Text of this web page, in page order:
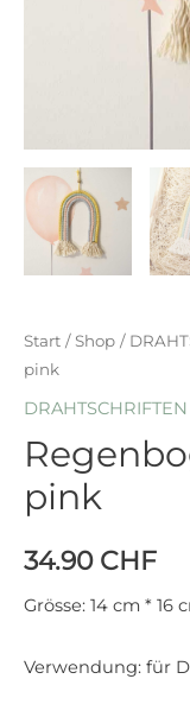
Start /Shop /
pink
DRAHTSCHRIFTEN
pink
34.90 CHF
Grösse: 14 cm * 16
Verwendung: für